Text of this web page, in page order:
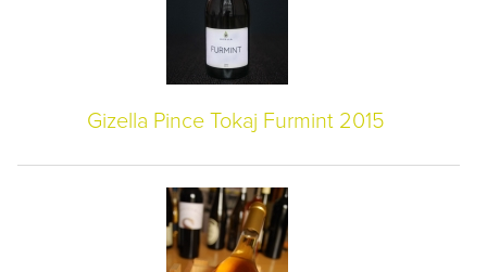
Gizella Pince Tokaj Furmint 2015